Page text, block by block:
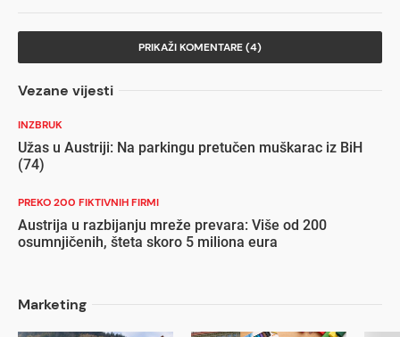
PRIKAŽI KOMENTARE (4)
Vezane vijesti
INZBRUK
Užas u Austriji: Na parkingu pretučen muškarac iz BiH
(74)
PREKO 200 FIKTIVNIH FIRMI
Austrija u razbijanju mreže prevara: Više od 200
osumnjičenih, šteta skoro 5 miliona eura
Marketing